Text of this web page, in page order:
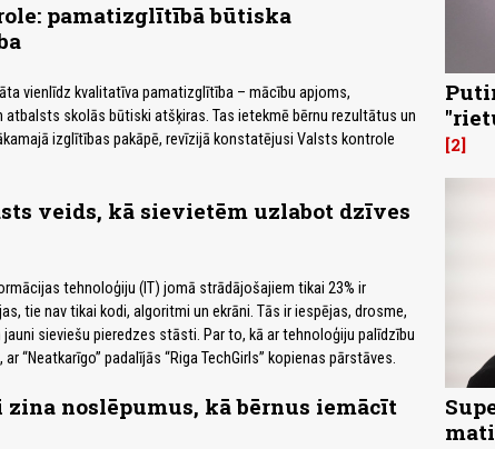
pamatizglītībā būtiska
vienlīdz kvalitatīva pamatizglītība – mācību apjoms,
atbalsts skolās būtiski atšķiras. Tas ietekmē bērnu rezultātus un
izglītības pakāpē, revīzijā konstatējusi Valsts kontrole
veids, kā sievietēm uzlabot dzīves
tehnoloģiju (IT) jomā strādājošajiem tikai 23% ir
tie nav tikai kodi, algoritmi un ekrāni. Tās ir iespējas, drosme,
jauni sieviešu pieredzes stāsti. Par to, kā ar tehnoloģiju palīdzību
“Neatkarīgo” padalījās “Riga TechGirls” kopienas pārstāves.
noslēpumus, kā bērnus iemācīt
2